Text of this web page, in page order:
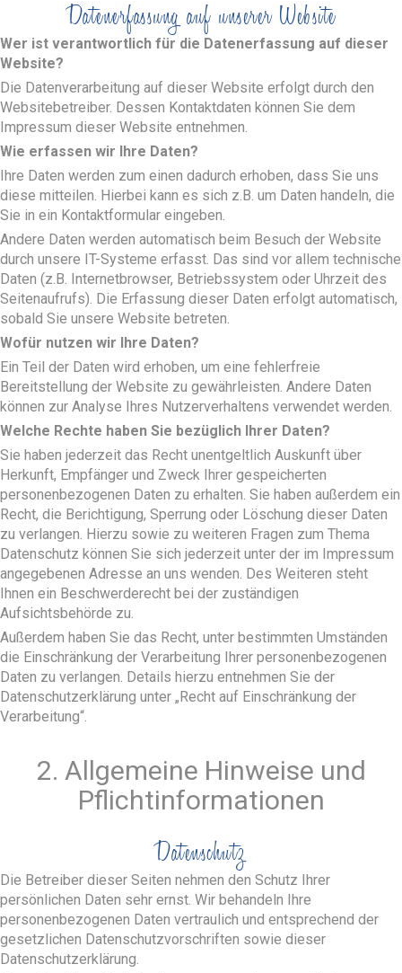
Datenerfassung auf unserer Website
Wer ist verantwortlich für die Datenerfassung auf dieser
Website?
Die Datenverarbeitung auf dieser Website erfolgt durch den
Websitebetreiber. Dessen Kontaktdaten können Sie dem
Impressum dieser Website entnehmen.
Wie erfassen wir Ihre Daten?
Ihre Daten werden zum einen dadurch erhoben, dass Sie uns
diese mitteilen. Hierbei kann es sich z.B. um Daten handeln, die
Sie in ein Kontaktformular eingeben.
Andere Daten werden automatisch beim Besuch der Website
durch unsere IT-Systeme erfasst. Das sind vor allem technische
Daten (z.B. Internetbrowser, Betriebssystem oder Uhrzeit des
Seitenaufrufs). Die Erfassung dieser Daten erfolgt automatisch,
sobald Sie unsere Website betreten.
Wofür nutzen wir Ihre Daten?
Ein Teil der Daten wird erhoben, um eine fehlerfreie
Bereitstellung der Website zu gewährleisten. Andere Daten
können zur Analyse Ihres Nutzerverhaltens verwendet werden.
Welche Rechte haben Sie bezüglich Ihrer Daten?
Sie haben jederzeit das Recht unentgeltlich Auskunft über
Herkunft, Empfänger und Zweck Ihrer gespeicherten
personenbezogenen Daten zu erhalten. Sie haben außerdem ein
Recht, die Berichtigung, Sperrung oder Löschung dieser Daten
zu verlangen. Hierzu sowie zu weiteren Fragen zum Thema
Datenschutz können Sie sich jederzeit unter der im Impressum
angegebenen Adresse an uns wenden. Des Weiteren steht
Ihnen ein Beschwerderecht bei der zuständigen
Aufsichtsbehörde zu.
Außerdem haben Sie das Recht, unter bestimmten Umständen
die Einschränkung der Verarbeitung Ihrer personenbezogenen
Daten zu verlangen. Details hierzu entnehmen Sie der
Datenschutzerklärung unter „Recht auf Einschränkung der
Verarbeitung“.
2. Allgemeine Hinweise und
Pflichtinformationen
Datenschutz
Die Betreiber dieser Seiten nehmen den Schutz Ihrer
persönlichen Daten sehr ernst. Wir behandeln Ihre
personenbezogenen Daten vertraulich und entsprechend der
gesetzlichen Datenschutzvorschriften sowie dieser
Datenschutzerklärung.